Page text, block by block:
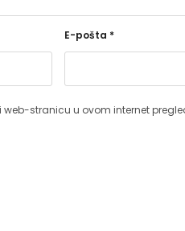
E-pošta *
web-stranicu u ovom internet